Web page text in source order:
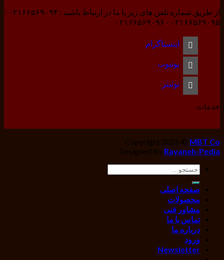
از طریق شماره تلفن های زیر با ما در ارتباط باشید : ۰۲۱۶۶۵۶۹۰۹۴ -
۰۲۱۶۶۵۶۹۰۹۵ - ۰۲۱۶۶۵۶۹۰۹۶
اینستاگرام
یوتیوب
توئیتر
خدمات
Copyright 2026 © MBT Co
Designed By Rayaneh-Pedia
جستجو
صفحه اصلی
محصولات
مشاور فنی
تماس با ما
درباره ما
ورود
Newsletter